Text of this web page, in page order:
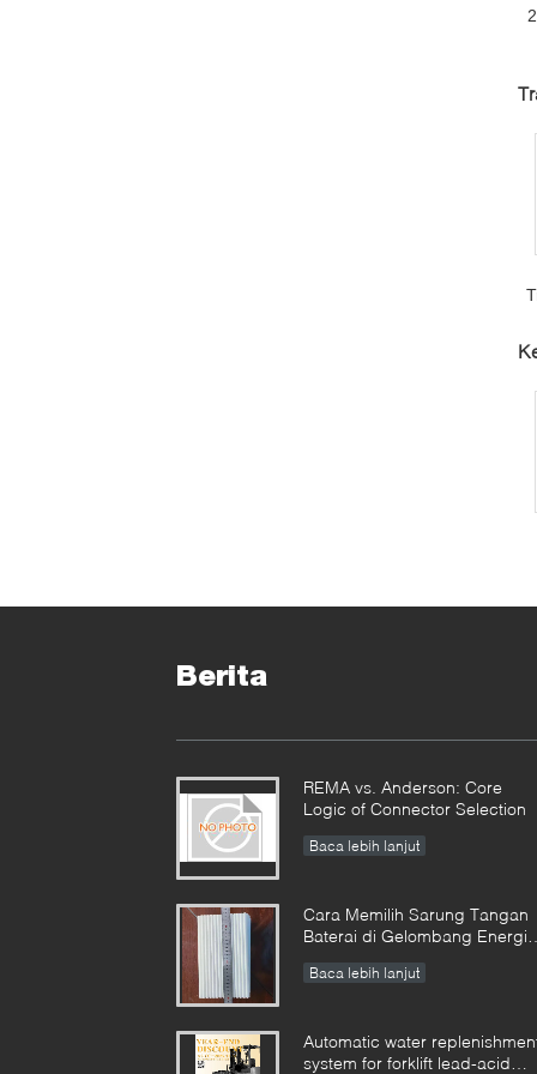
Berita
REMA vs. Anderson: Core
Logic of Connector Selection
Baca lebih lanjut
Cara Memilih Sarung Tangan
Baterai di Gelombang Energi
Bahan Tenun dan Non-tenun
Baca lebih lanjut
Automatic water
system for forklift lead-acid